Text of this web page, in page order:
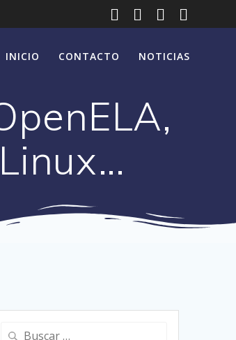
INICIO CONTACTO NOTICIAS